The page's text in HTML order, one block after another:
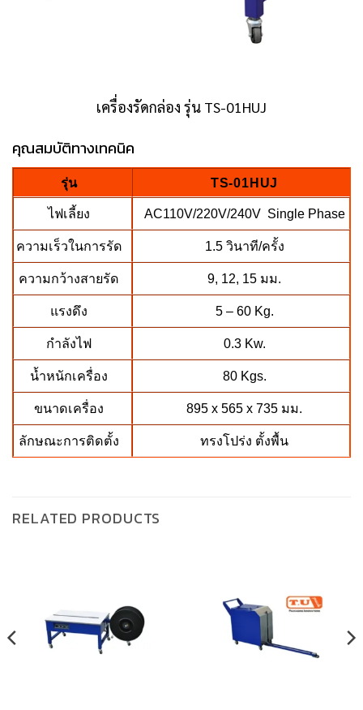
เครื่องรัดกล่อง รุ่น TS-01HUJ
คุณสมบัติทางเทคนิค
รุ่น TS-01HUJ
ไฟเลี้ยง AC110V/220V/240V Single Phase
ความเร็วในการรัด 1.5 วินาที/ครั้ง
ความกว้างสายรัด 9, 12, 15 มม.
แรงดึง 5 – 60 Kg.
กำลังไฟ 0.3 Kw.
น้ำหนักเครื่อง 80 Kgs.
ขนาดเครื่อง 895 x 565 x 735 มม.
ลักษณะการติดตั้ง ทรงโปร่ง ตั้งพื้น
RELATED PRODUCTS